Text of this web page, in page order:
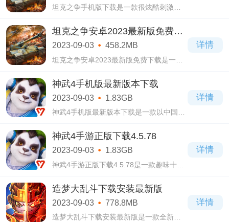
坦克之争手机版下载是一款很炫酷刺激的
戏当中主要就是从基础的收集资源和升级
建筑开始，在开放的世界地图里面可自由
去冒险
坦克之争安卓2023最新版免费下
载
2023-09-03 458.2MB
坦克之争安卓2023最新版免费下载是一款
面设计的十分精美细腻，有着各种各样的
画面场景，足以满足玩家的视觉盛宴，相
信大家
详情
神武4手机版最新版本下载
2023-09-03 1.83GB
神武4手机版最新版本下载是一款以中国仙
爆装、门派等玩法，让玩家们体验起来十
分有趣，一点都不会感觉到无聊，操作起
来十
详情
神武4手游正版下载4.5.78
2023-09-03 1.83GB
神武4手游正版下载4.5.78是一款趣味十足
4.5.78游戏画面设计的极其精美，具有中国
仙侠风格，让人看起来焕然一新，还会有
种身临其
详情
造梦大乱斗下载安装最新版
2023-09-03 778.8MB
造梦大乱斗下载安装最新版是一款全新推
详情